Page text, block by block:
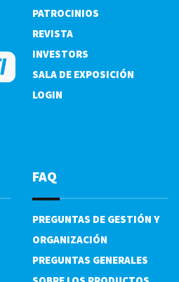
PATROCINIOS
REVISTA
INVESTORS
SALA DE EXPOSICIÓN
LOGIN
FAQ
PREGUNTAS DE GESTIÓN Y
ORGANIZACIÓN
PREGUNTAS GENERALES